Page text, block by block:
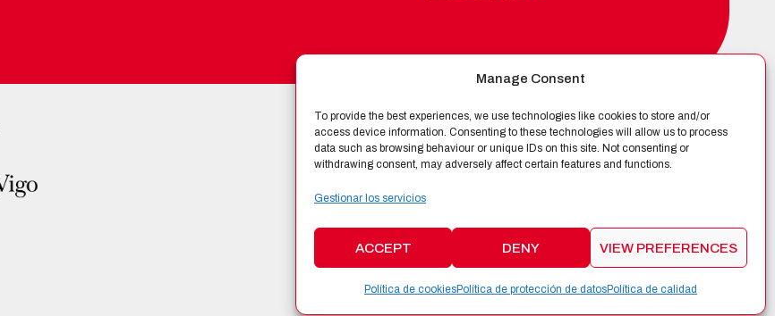
Manage Consent
To provide the best experiences, we use technologies like cookies to store and/or
access device information. Consenting to these technologies will allow us to process
data such as browsing behaviour or unique IDs on this site. Not consenting or
withdrawing consent, may adversely affect certain features and functions.
Gestionar los servicios
ACCEPT DENY VIEW PREFERENCES
Política de cookiesPolítica de protección de datosPolítica de calidad
CERTIFICADA POR